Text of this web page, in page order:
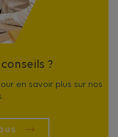
?
en savoir plus sur nos